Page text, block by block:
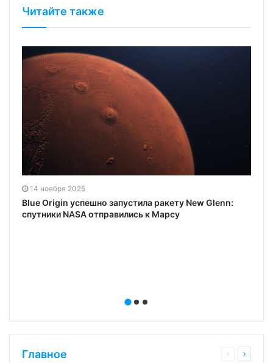
Читайте также
14 ноября 2025
Blue Origin успешно запустила ракету New Glenn:
спутники NASA отправились к Марсу
Главное